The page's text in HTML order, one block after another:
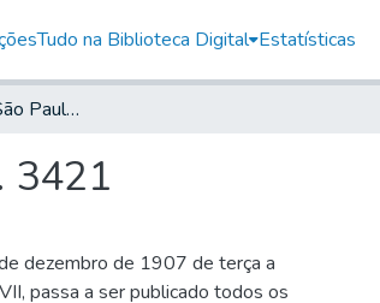
Tudo na Biblioteca Digital Estatísticas
O Commercio de São Paulo, 1903, Ano XI, n. 3421
3421
dezembro de 1907 de terça a
passa a ser publicado todos os